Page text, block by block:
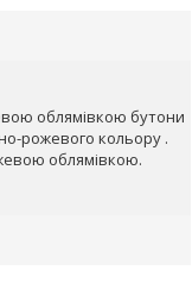
облямівкою бутони
рожевого кольору .
облямівкою.